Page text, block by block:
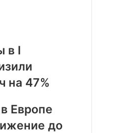
в I
на 47%
Европе
до